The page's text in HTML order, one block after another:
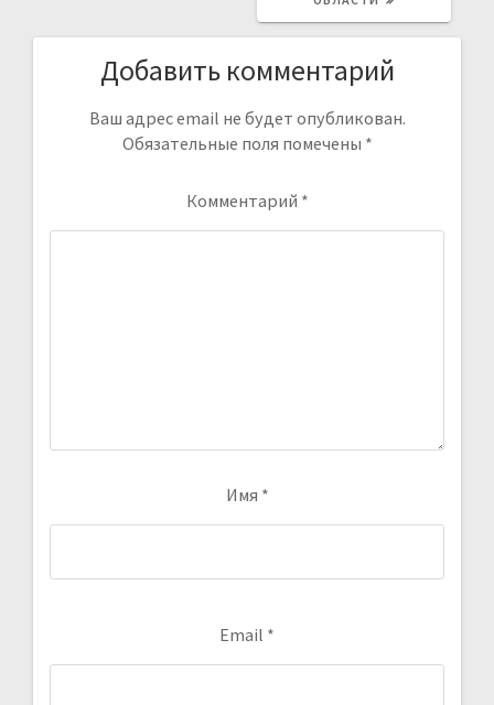
Добавить комментарий
Ваш адрес email не будет опубликован.
Обязательные поля помечены *
Комментарий *
Имя *
Email *